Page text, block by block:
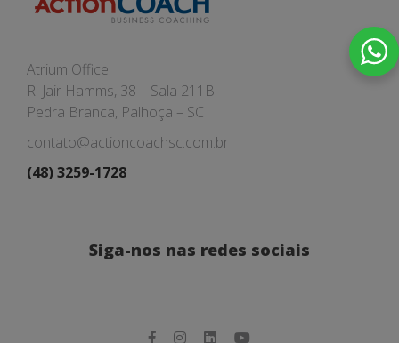
Atrium Office
R. Jair Hamms, 38 – Sala 211B
Pedra Branca, Palhoça – SC
contato@actioncoachsc.com.br
(48) 3259-1728
Siga-nos nas redes sociais